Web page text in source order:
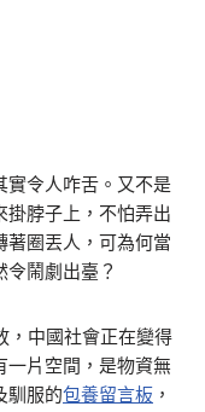
實令人咋舌。又不是
掛脖子上，不怕弄出
著圈丟人，可為何當
令鬧劇出臺？
，中國社會正在變得
一片空間，是物資無
馴服的包養留言板 ，